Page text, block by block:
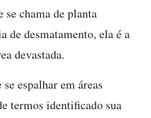
se chama de planta
de desmatamento, ela é a
devastada.
espalhar em áreas
termos identificado sua